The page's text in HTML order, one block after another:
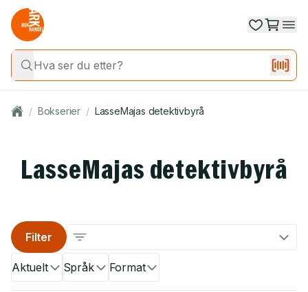
/ Bokserier / LasseMajas detektivbyrå
LasseMajas detektivbyrå
Aktuelt Språk Format
Filter